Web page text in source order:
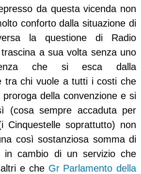
da questa vicenda non
conforto dalla situazione di
la questione di Radio
a sua volta senza uno
che si esca dalla
tra chi vuole a tutti i costi che
proroga della convenzione e si
(cosa sempre accaduta per
Cinquestelle soprattutto) non
così sostanziosa somma di
in cambio di un servizio che
e che Gr Parlamento della